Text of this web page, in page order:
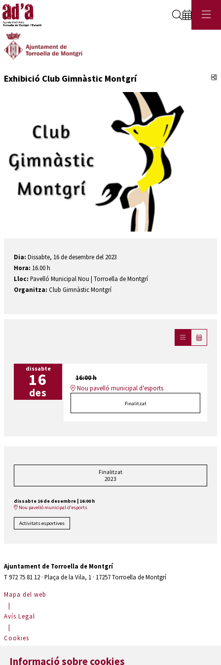
Cerca
Exhibició Club Gimnàstic Montgrí
Dia: Dissabte, 16 de desembre del 2023
Hora: 16.00 h
Lloc: Pavelló Municipal Nou | Torroella de Montgrí
Organitza: Club Gimnàstic Montgrí
dissabte
16
des
16:00 h
Nou pavelló municipal d'esports
Finalitzat
Finalitzat
2023
dissabte 16 de desembre
16:00 h
Nou pavelló municipal d'esports
Activitats esportives
Ajuntament de Torroella de Montgrí
T 972 75 81 12 · Plaça de la Vila, 1 · 17257 Torroella de Montgrí
Mapa del web
|
Avís Legal
|
Cookies
Contactar
Informació sobre cookies